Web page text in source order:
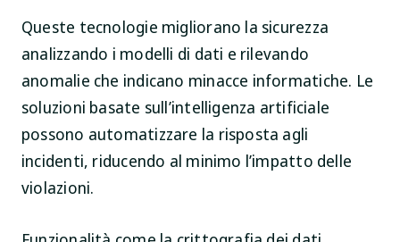
Queste tecnologie migliorano la sicurezza
analizzando i modelli di dati e rilevando
anomalie che indicano minacce informatiche. Le
soluzioni basate sull’intelligenza artificiale
possono automatizzare la risposta agli
incidenti, riducendo al minimo l’impatto delle
violazioni.